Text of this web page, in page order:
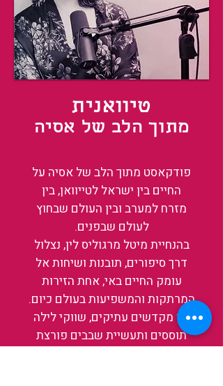
טיוואנית
מתוך הלב של אסיה
פודקאסט מתוך הלב של אסיה על
החיים בין ישראל לטייוואן, בין
מזרח למערב ובין העולם שבחוץ
לעולם שבפנים.
בהנחיית מיטל מרגוליס לין, נצלול
דרך סיפורים, תובנות ושיחות אל
עומק החיים באי, אחת הזירות
המרתקות והמשפיעות בעולם כיום.
בין מקדשים עתיקים, שווקי לילה
תוססים ותעשיית שבבים פורצת